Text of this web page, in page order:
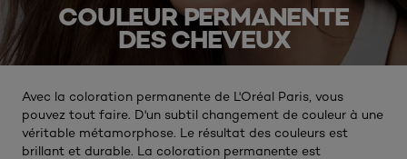
COULEUR PERMANENTE
DES CHEVEUX
Avec la coloration permanente de L'Oréal Paris, vous
pouvez tout faire. D'un subtil changement de couleur à une
véritable métamorphose. Le résultat des couleurs est
brillant et durable. La coloration permanente est